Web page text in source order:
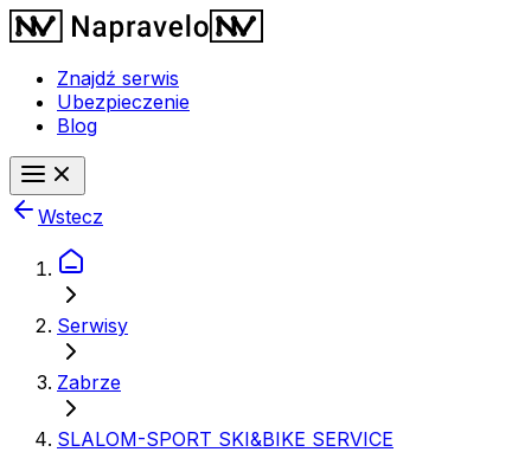
Znajdź serwis
Ubezpieczenie
Blog
Wstecz
Serwisy
Zabrze
SLALOM-SPORT SKI&BIKE SERVICE